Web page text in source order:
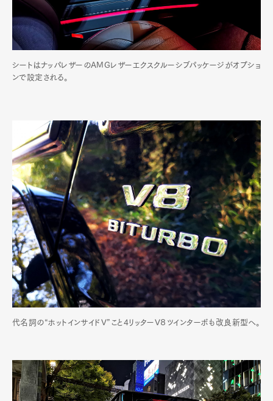
シートはナッパレザーのAMGレザーエクスクルーシブパッケージがオプショ
ンで設定される。
代名詞の“ホットインサイドV”こと4リッターV８ツインターボも改良新型へ。